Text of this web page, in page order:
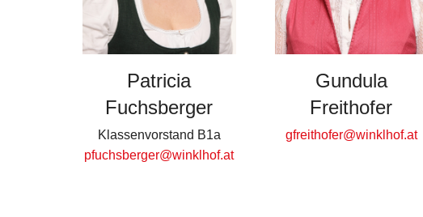
Patricia
Fuchsberger
Klassenvorstand B1a
pfuchsberger@winklhof.at
Gundula
Freithofer
gfreithofer@winklhof.at